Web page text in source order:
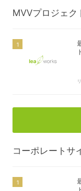
MVVプロジェク
コーポレートサ